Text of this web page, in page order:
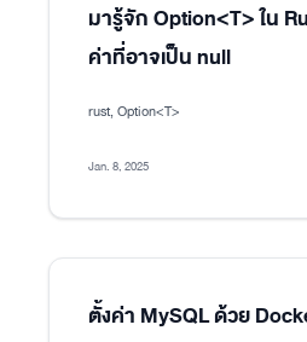
มารู้จัก Option<T> ใน
ค่าที่อาจเป็น null
rust, Option<T>
Jan. 8, 2025
ตั้งค่า MySQL ด้วย